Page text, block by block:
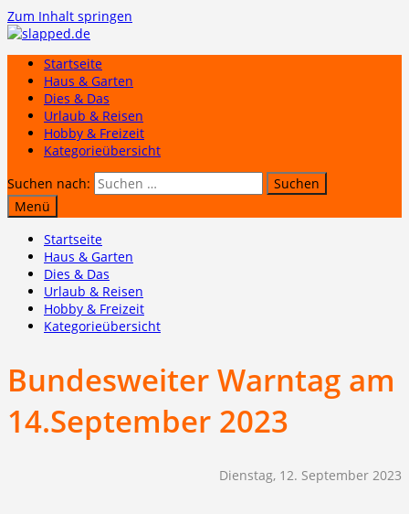
Zum Inhalt springen
Startseite
Haus & Garten
Dies & Das
Urlaub & Reisen
Hobby & Freizeit
Kategorieübersicht
Suchen nach:
Menü
Startseite
Haus & Garten
Dies & Das
Urlaub & Reisen
Hobby & Freizeit
Kategorieübersicht
Bundesweiter Warntag am
14.September 2023
Dienstag, 12. September 2023